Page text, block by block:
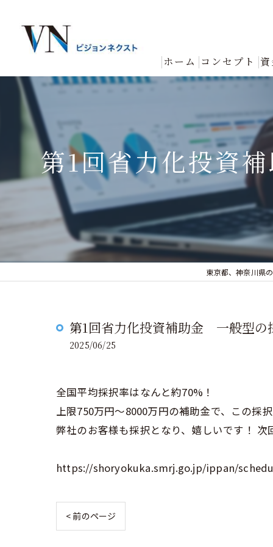
ホーム コンセプト
第1回省力化投資
東京都、神奈川県
第1回省力化投資補助金 一般型の
2025/06/25
全国平均採択率はなんと約70%！
上限750万円～8000万円の補助金で、この採
弊社のお客様も採択となり、嬉しいです！
https://shoryokuka.smrj.go.jp/ippan/
< 前のページ